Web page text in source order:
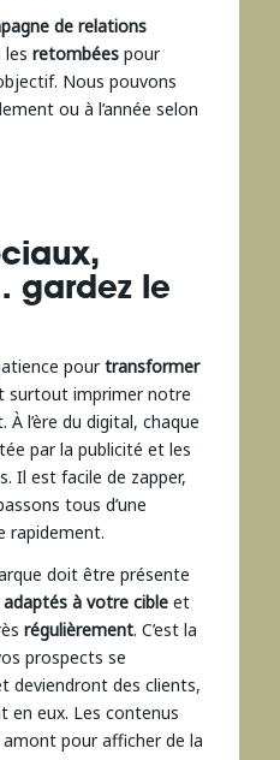
de relations
les retombéespour
Nous pouvons
ou à l’année selon
gardez le
pourtransformer
imprimer notre
l’ère du digital, chaque
par la publicité et les
Il est facile de zapper,
tous d’une
rapidement.
doit être présente
à votre cibleet
régulièrement. C’est la
prospects se
deviendront des clients,
en eux. Les contenus
pour afficher de la